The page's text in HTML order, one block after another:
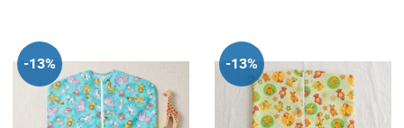
-13% -13%